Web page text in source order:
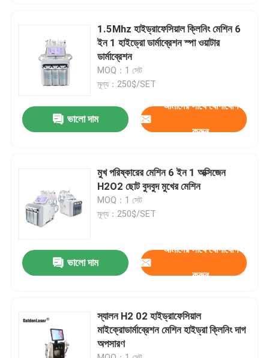
ভিডিও
VR প্রদর্শন
কারখানা ভ্রমণ
যোগাযোগ করুন
উদ্ধৃতির জন্য আবেদন
1.5Mhz হাইড্রাফেসিয়াল ক্লিনিং মেশিন 6
ইন 1 হাইড্রো ডার্মাব্রেশন স্পা ওয়াটার
ডার্মাব্রেশন
MOQ：1 সেট
মূল্য：250$/SET
ভালো দাম
আমাদের সাথে যোগাযোগ
করুন
মুখ পরিষ্কারের মেশিন 6 ইন 1 অক্সিজেন
H2O2 ছোট বুদবুদ মুখের মেশিন
MOQ：1 সেট
মূল্য：250$/SET
ভালো দাম
আমাদের সাথে যোগাযোগ
করুন
স্যালন H2 02 হাইড্রাফেসিয়াল
মাইক্রোডার্মাব্রেশন মেশিন হাইড্রা ক্লিনিং দাগ
অপসারণ